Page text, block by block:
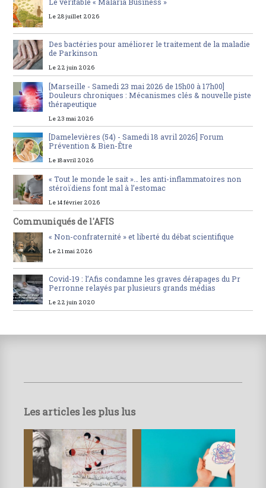
Le 28 juillet 2026
Des bactéries pour améliorer le traitement de la maladie
de Parkinson
Le 22 juin 2026
[Marseille - Samedi 23 mai 2026 de 15h00 à 17h00]
Douleurs chroniques : Mécanismes clés & nouvelle piste
thérapeutique
Le 23 mai 2026
[Damelevières (54) - Samedi 18 avril 2026] Forum
Prévention & Bien-Être
Le 18 avril 2026
« Tout le monde le sait »… les anti-inflammatoires non
stéroïdiens font mal à l’estomac
Le 14 février 2026
Communiqués de l'AFIS
« Non-confraternité » et liberté du débat scientifique
Le 21 mai 2026
Covid-19 : l’Afis condamne les graves dérapages du Pr
Perronne relayés par plusieurs grands médias
Le 22 juin 2020
Les articles les plus lus